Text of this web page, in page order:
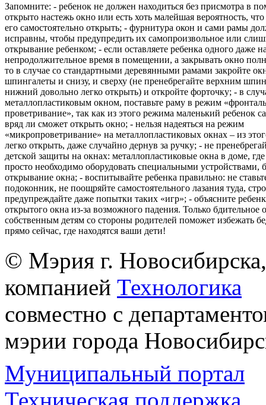
Запомните: - ребенок не должен находиться без присмотра в
открыто настежь окно или есть хоть малейшая вероятность,
его самостоятельно открыть; - фурнитура окон и сами рамы
исправны, чтобы предупредить их самопроизвольное или
открывание ребенком; - если оставляете ребенка одного даже
непродолжительное время в помещении, а закрывать окно
то в случае со стандартными деревянными рамами закройте
шпингалеты и снизу, и сверху (не пренебрегайте верхним
нижний довольно легко открыть) и откройте форточку; - в
металлопластиковым окном, поставьте раму в режим
проветривание», так как из этого режима маленький ребенок
вряд ли сможет открыть окно; - нельзя надеяться на режим
«микропроветривание» на металлопластиковых окнах – из
легко открыть, даже случайно дернув за ручку; - не
детской защиты на окнах: металлопластиковые окна в доме, где
просто необходимо оборудовать специальными
открывание окна; - воспитывайте ребенка правильно: не
подоконник, не поощряйте самостоятельного лазания туда,
предупреждайте даже попытки таких «игр»; - объясните
открытого окна из-за возможного падения. Только бдительное
собственным детям со стороны родителей поможет избежать
прямо сейчас, где находятся ваши дети!
© Мэрия г.
компанией Технологика
совместно с
мэрии города
Муниципальный портал